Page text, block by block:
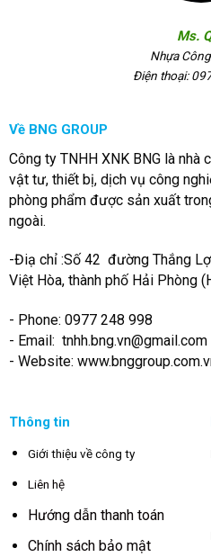
Ms.
Nhựa
Điện thoại:
Về BNG GROUP
Công ty TNHH XNK BNG là nhà
vật tư, thiết bị, dịch vụ công
phòng phẩm được sản xuất
ngoài.
-Điạ chỉ :Số 42 đường Thắng
Việt Hòa, thành phố Hải Phòng
- Phone: 0977 248 998
- Email: tnhh.bng.vn@gmail.com
- Website:
Thông tin
Giới thiệu về công ty
Liên hệ
Hướng dẫn thanh toán
Chính sách bảo mật